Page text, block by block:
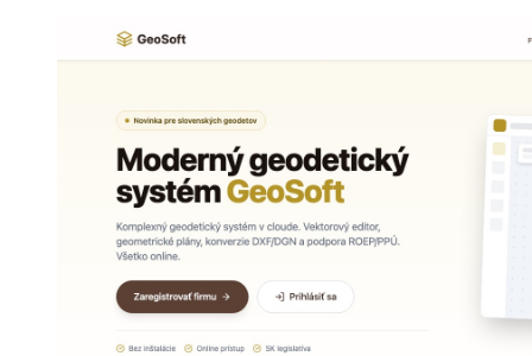
salīdzināšanas portāls, ko palaidām 18 mēnešus pirms termiņa
– 35 redakcionāli sagatavoti pakalpojumu sniedzēju profili un